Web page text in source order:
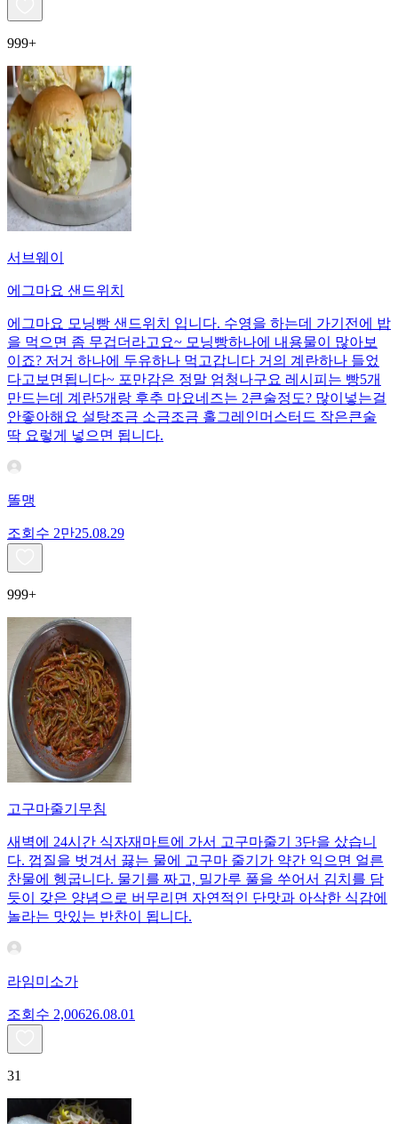
999+
서브웨이
에그마요 샌드위치
에그마요 모닝빵 샌드위치 입니다. 수영을 하는데 가기전에 밥
을 먹으면 좀 무겁더라고요~ 모닝빵하나에 내용물이 많아보
이죠? 저거 하나에 두유하나 먹고갑니다 거의 계란하나 들었
다고보면됩니다~ 포만감은 정말 엄청나구요 레시피는 빵5개
만드는데 계란5개랑 후추 마요네즈는 2큰술정도? 많이넣는걸
안좋아해요 설탕조금 소금조금 홀그레인머스터드 작은큰술
딱 요렇게 넣으면 됩니다.
똘맹
조회수 2만25.08.29
999+
고구마줄기무침
새벽에 24시간 식자재마트에 가서 고구마줄기 3단을 샀습니
다. 껍질을 벗겨서 끓는 물에 고구마 줄기가 약간 익으면 얼른
찬물에 헹굽니다. 물기를 짜고, 밀가루 풀을 쑤어서 김치를 담
듯이 갖은 양념으로 버무리면 자연적인 단맛과 아삭한 식감에
놀라는 맛있는 반찬이 됩니다.
라임미소가
조회수 2,00626.08.01
31